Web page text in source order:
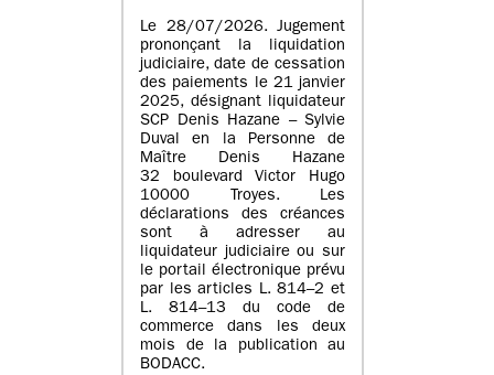
Le 28/07/2026. Jugement
prononçant la liquidation
judiciaire, date de cessation
des paiements le 21 janvier
2025, désignant liquidateur
SCP Denis Hazane – Sylvie
Duval en la Personne de
Maître Denis Hazane
32 boulevard Victor Hugo
10000 Troyes. Les
déclarations des créances
sont à adresser au
liquidateur judiciaire ou sur
le portail électronique prévu
par les articles L. 814–2 et
L. 814–13 du code de
commerce dans les deux
mois de la publication au
BODACC.